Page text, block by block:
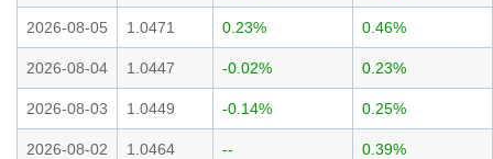
2026-08-05 1.0471 0.23% 0.46%
2026-08-04 1.0447 -0.02% 0.23%
2026-08-03 1.0449 -0.14% 0.25%
2026-08-02 1.0464 -- 0.39%